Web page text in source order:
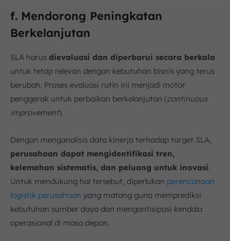
f. Mendorong Peningkatan
Berkelanjutan
SLA harus dievaluasi dan diperbarui secara berkala
untuk tetap relevan dengan kebutuhan bisnis yang terus
berubah. Proses evaluasi rutin ini menjadi motor
penggerak untuk perbaikan berkelanjutan (continuous
improvement).
Dengan menganalisis data kinerja terhadap target SLA,
perusahaan dapat mengidentifikasi tren,
kelemahan sistematis, dan peluang untuk inovasi.
Untuk mendukung hal tersebut, diperlukan perencanaan
logistik perusahaan yang matang guna memprediksi
kebutuhan sumber daya dan mengantisipasi kendala
operasional di masa depan.